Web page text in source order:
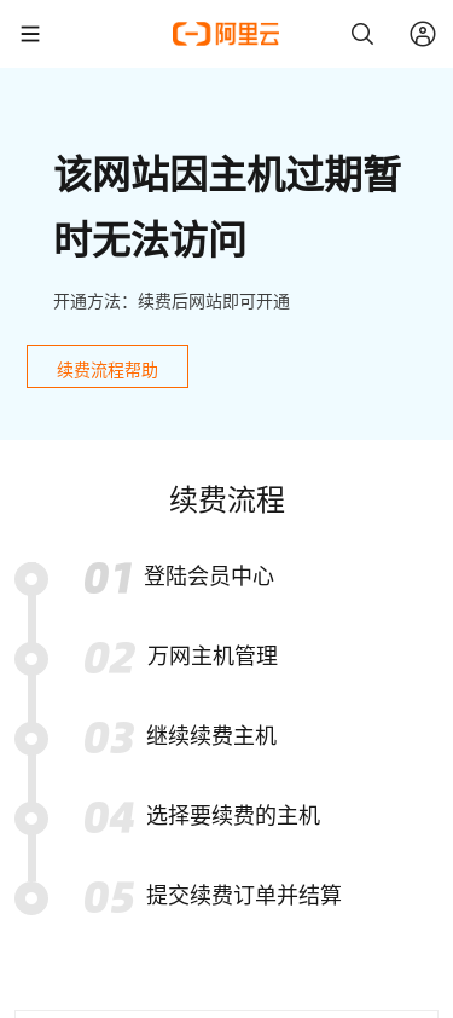
该网站因主机过期暂
时无法访问
开通方法：续费后网站即可开通
续费流程帮助
续费流程
登陆会员中心
万网主机管理
继续续费主机
选择要续费的主机
提交续费订单并结算